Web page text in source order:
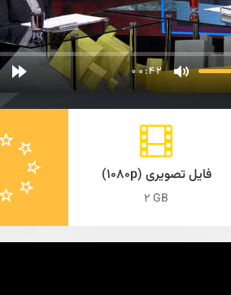
00:42

فایل تصویری (۱۰۸۰p)
2 GB